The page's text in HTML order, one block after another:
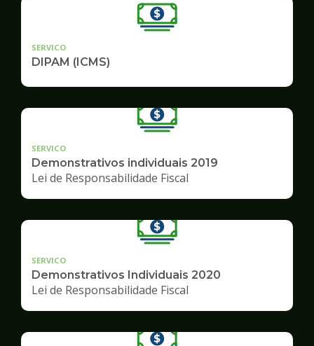
SERVICO
DIPAM (ICMS)
SERVICO
Demonstrativos individuais 2019
Lei de Responsabilidade Fiscal
SERVICO
Demonstrativos Individuais 2020
Lei de Responsabilidade Fiscal